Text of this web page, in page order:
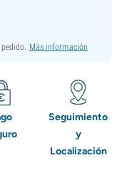
Más información
Seguimiento
y
Localización